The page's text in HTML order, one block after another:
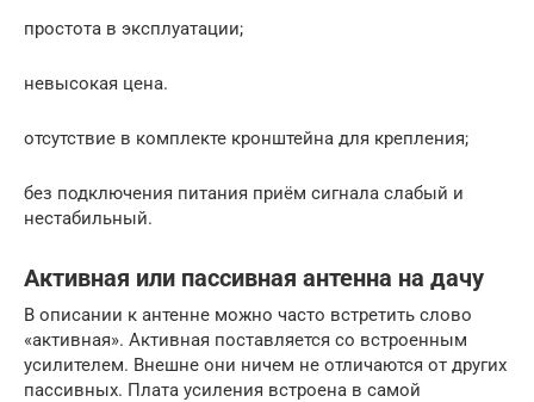
простота в эксплуатации;
невысокая цена.
отсутствие в комплекте кронштейна для крепления;
без подключения питания приём сигнала слабый и
нестабильный.
Активная или пассивная антенна на дачу
В описании к антенне можно часто встретить слово
«активная». Активная поставляется со встроенным
усилителем. Внешне они ничем не отличаются от других
пассивных. Плата усиления встроена в самой